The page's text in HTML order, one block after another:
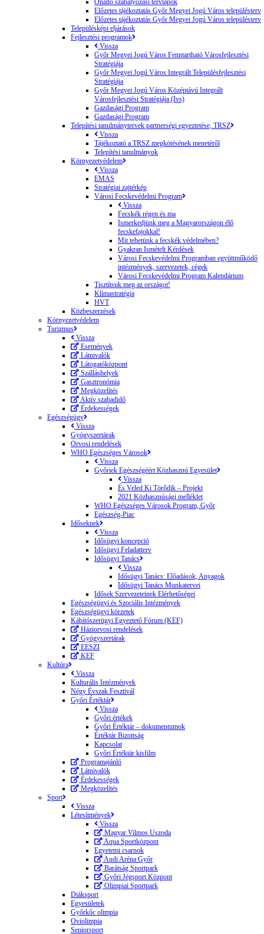
Előzetes tájékoztatás Győr Megyei Jogú Város településterv
Előzetes tájékoztatás Győr Megyei Jogú Város településterv
Településképi eljárások
Fejlesztési programok
Vissza
Győr Megyei Jogú Város Fenntartható Városfejlesztési
Stratégiája
Győr Megyei Jogú Város Integrált Településfejlesztési
Stratégiája
Győr Megyei Jogú Város Középtávú Integrált
Városfejlesztési Stratégiája (Ivs)
Gazdasági Program
Gazdasági Program
Telepítési tanulmánytervek partnerségi egyeztetése, TRSZ
Vissza
Tájékoztató a TRSZ megkötésének menetéről
Telepítési tanulmányok
Környezetvédelem
Vissza
EMAS
Stratégiai zajtérkép
Városi Fecskevédelmi Program
Vissza
Fecskék régen és ma
Ismerkedjünk meg a Magyarországon élő
fecskefajokkal!
Mit tehetünk a fecskék védelmében?
Gyakran Ismételt Kérdések
Városi Fecskevédelmi Programban együttműködő
intézmények, szervezetek, cégek
Városi Fecskevédelmi Program Kalendárium
Tisztítsuk meg az országot!
Klímastratégia
HVT
Közbeszerzések
Környezetvédelem
Turizmus
Vissza
Események
Látnivalók
Látogatóközpont
Szálláshelyek
Gasztronómia
Megközelítés
Aktív szabadidő
Érdekességek
Egészségügy
Vissza
Gyógyszertárak
Orvosi rendelések
WHO Egészséges Városok
Vissza
Győriek Egészségéért Közhasznú Egyesület
Vissza
És Veled Ki Törődik – Projekt
2021 Közhasznúsági melléklet
WHO Egészséges Városok Program, Győr
Egészség-Piac
Időseknek
Vissza
Idősügyi koncepció
Idősügyi Feladatterv
Idősügyi Tanács
Vissza
Idősügyi Tanács: Előadások, Anyagok
Idősügyi Tanács Munkatervei
Idősek Szervezeteinek Elérhetőségei
Egészségügyi és Szociális Intézmények
Egészségügyi körzetek
Kábítószerügyi Egyeztető Fórum (KEF)
Háziorvosi rendelések
Gyógyszertárak
EESZI
KEF
Kultúra
Vissza
Kulturális Intézmények
Négy Évszak Fesztivál
Győri Értéktár
Vissza
Győri értékek
Győri Értéktár – dokumentumok
Értéktár Bizottság
Kapcsolat
Győri Értéktár kisfilm
Programajánló
Látnivalók
Érdekességek
Megközelítés
Sport
Vissza
Létesítmények
Vissza
Magyar Vilmos Uszoda
Aqua Sportközpont
Egyetemi csarnok
Audi Aréna Győr
Barátság Sportpark
Győri Jégsport Központ
Olimpiai Sportpark
Diáksport
Egyesületek
Győrkőc olimpia
Oviolimpia
Seniorsport